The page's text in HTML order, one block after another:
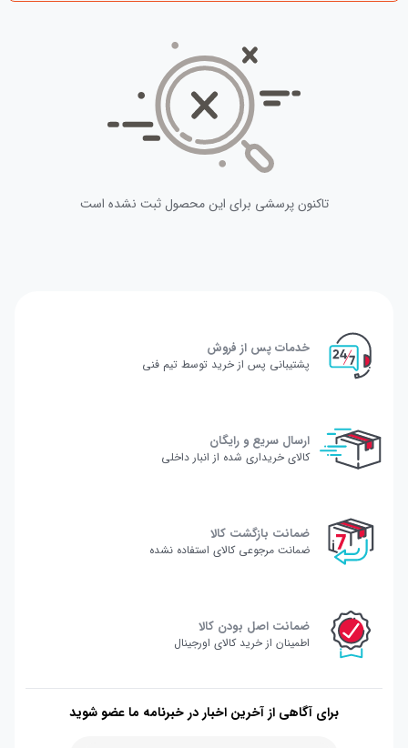
تاکنون پرسشی برای این محصول ثبت نشده است
خدمات پس از فروش
پشتیبانی پس از خرید توسط تیم فنی
ارسال سریع و رایگان
کالای خریداری شده از انبار داخلی
ضمانت بازگشت کالا
ضمانت مرجوعی کالای استفاده نشده
ضمانت اصل بودن کالا
اطمینان از خرید کالای اورجینال
برای آگاهی از آخرین اخبار در خبرنامه ما عضو شوید